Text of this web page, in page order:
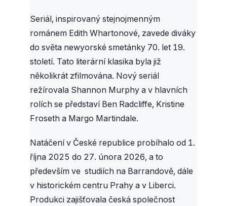
Seriál, inspirovaný stejnojmenným
románem Edith Whartonové, zavede diváky
do světa newyorské smetánky 70. let 19.
století. Tato literární klasika byla již
několikrát zfilmována. Nový seriál
režírovala Shannon Murphy a v hlavních
rolích se představí Ben Radcliffe, Kristine
Froseth a Margo Martindale.
Natáčení v České republice probíhalo od 1.
října 2025 do 27. února 2026, a to
především ve studiích na Barrandově, dále
v historickém centru Prahy a v Liberci.
Produkci zajišťovala česká společnost